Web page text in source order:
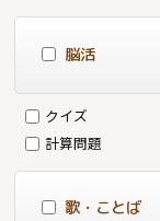
脳活
クイズ
計算問題
歌・ことば